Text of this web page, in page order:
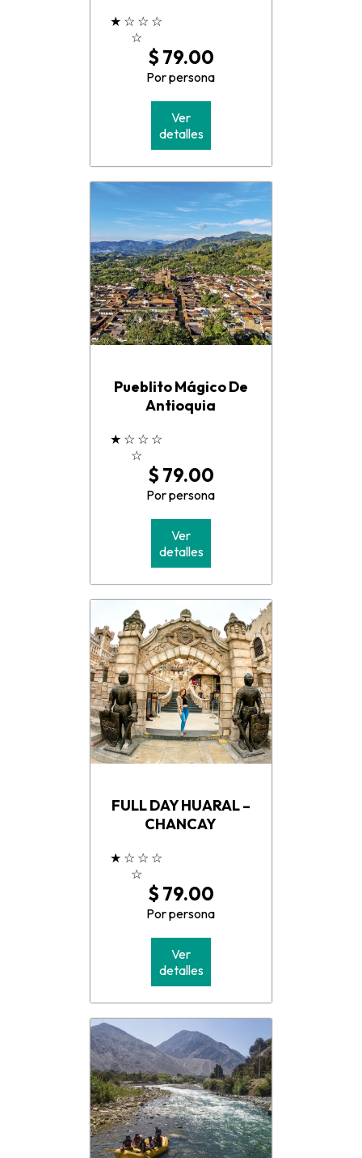
★ ☆ ☆ ☆
☆
$ 79.00
Por persona
Ver
detalles
Pueblito Mágico De
Antioquia
★ ☆ ☆ ☆
☆
$ 79.00
Por persona
Ver
detalles
FULL DAY HUARAL –
CHANCAY
★ ☆ ☆ ☆
☆
$ 79.00
Por persona
Ver
detalles